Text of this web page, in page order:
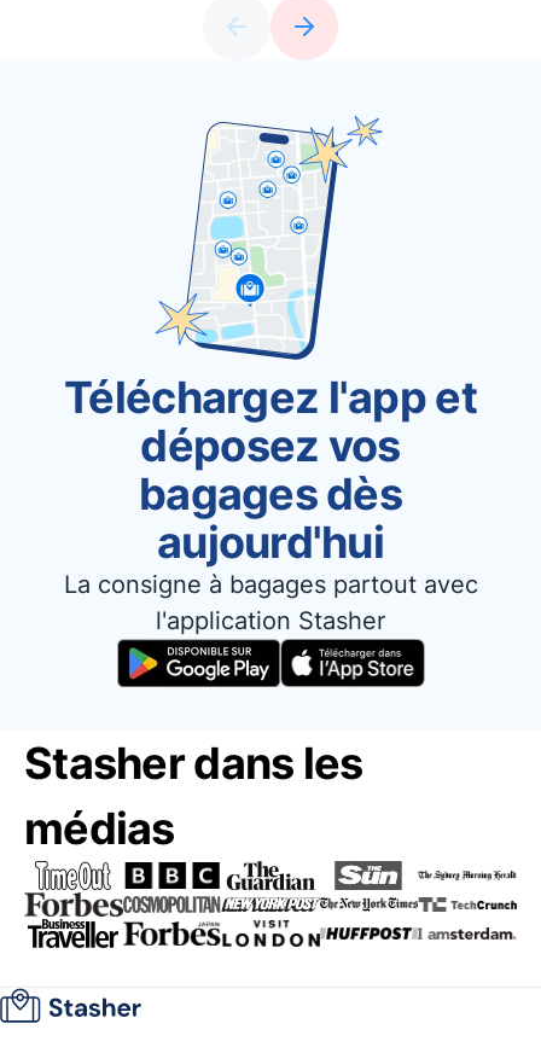
Téléchargez l'app et
déposez vos
bagages dès
aujourd'hui
La consigne à bagages partout avec
l'application Stasher
Stasher dans les
médias